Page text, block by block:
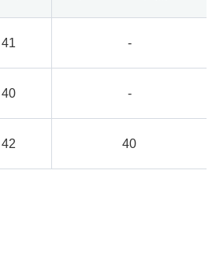
41 -
40 -
42 40